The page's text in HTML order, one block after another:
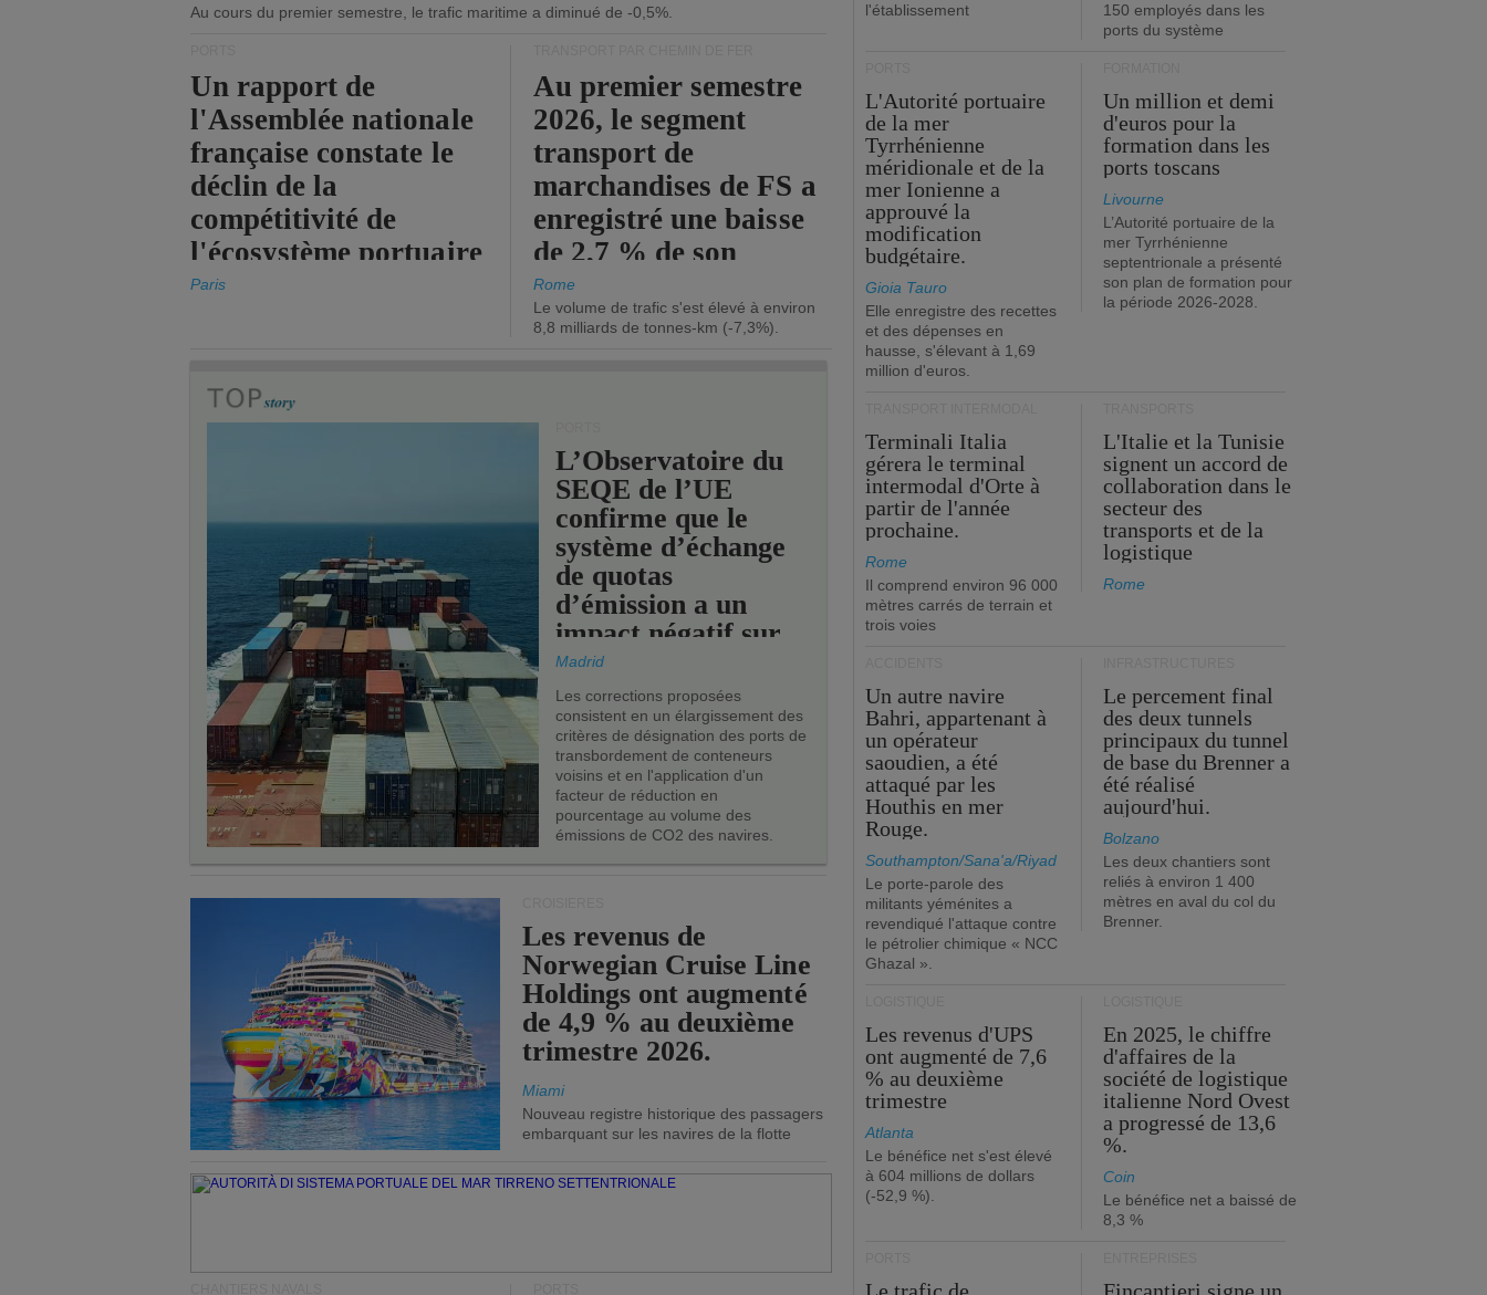
Au cours du premier semestre, le trafic maritime a diminué de -0,5%.
Un rapport de
l'Assemblée nationale
française constate le
déclin de la
compétitivité de
l'écosystème portuaire
de l'État.
Paris
Au premier semestre
2026, le segment
transport de
marchandises de FS a
enregistré une baisse
de 2,7 % de son
chiffre d'affaires
opérationnel.
Rome
Le volume de trafic s'est élevé à environ
8,8 milliards de tonnes-km (-7,3%).
L’Observatoire du
SEQE de l’UE
confirme que le
système d’échange
de quotas
d’émission a un
impact négatif sur
les ports de l’UE.
Madrid
Les corrections proposées
consistent en un élargissement des
critères de désignation des ports de
transbordement de conteneurs
voisins et en l'application d'un
facteur de réduction en
pourcentage au volume des
émissions de CO2 des navires.
Les revenus de
Norwegian Cruise Line
Holdings ont augmenté
de 4,9 % au deuxième
trimestre 2026.
Miami
Nouveau registre historique des passagers
embarquant sur les navires de la flotte
l'établissement
150 employés dans les
ports du système
L'Autorité portuaire
de la mer
Tyrrhénienne
méridionale et de la
mer Ionienne a
approuvé la
modification
budgétaire.
Gioia Tauro
Elle enregistre des recettes
et des dépenses en
hausse, s'élevant à 1,69
million d'euros.
Un million et demi
d'euros pour la
formation dans les
ports toscans
Livourne
L’Autorité portuaire de la
mer Tyrrhénienne
septentrionale a présenté
son plan de formation pour
la période 2026-2028.
Terminali Italia
gérera le terminal
intermodal d'Orte à
partir de l'année
prochaine.
Rome
Il comprend environ 96 000
mètres carrés de terrain et
trois voies
L'Italie et la Tunisie
signent un accord de
collaboration dans le
secteur des
transports et de la
logistique
Rome
Un autre navire
Bahri, appartenant à
un opérateur
saoudien, a été
attaqué par les
Houthis en mer
Rouge.
Southampton/Sana'a/Riyad
Le porte-parole des
militants yéménites a
revendiqué l'attaque contre
le pétrolier chimique « NCC
Ghazal ».
Le percement final
des deux tunnels
principaux du tunnel
de base du Brenner a
été réalisé
aujourd'hui.
Bolzano
Les deux chantiers sont
reliés à environ 1 400
mètres en aval du col du
Brenner.
Les revenus d'UPS
ont augmenté de 7,6
% au deuxième
trimestre
Atlanta
Le bénéfice net s'est élevé
à 604 millions de dollars
(-52,9 %).
En 2025, le chiffre
d'affaires de la
société de logistique
italienne Nord Ovest
a progressé de 13,6
%.
Coin
Le bénéfice net a baissé de
8,3 %